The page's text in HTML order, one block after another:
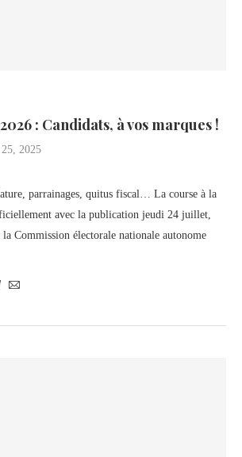
: Candidats, à vos marques !
2025
parrainages, quitus fiscal… La course à la
avec la publication jeudi 24 juillet,
la Commission électorale nationale autonome